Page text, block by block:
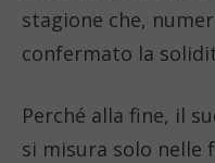
stagione che,
confermato la
Perché alla fine, il
si misura solo nelle